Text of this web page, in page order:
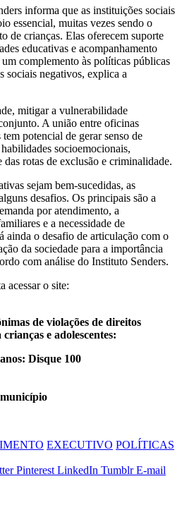
informa que as instituições sociais
essencial, muitas vezes sendo o
de crianças. Elas oferecem suporte
educativas e acompanhamento
complemento às políticas públicas
sociais negativos, explica a
mitigar a vulnerabilidade
A união entre oficinas
potencial de gerar senso de
socioemocionais,
rotas de exclusão e criminalidade.
sejam bem-sucedidas, as
desafios. Os principais são a
por atendimento, a
e a necessidade de
ainda o desafio de articulação com o
da sociedade para a importância
com análise do Instituto Senders.
acessar o site:
de violações de direitos
e adolescentes:
Disque 100
EXECUTIVO POLÍTICAS
Pinterest LinkedIn Tumblr E-mail